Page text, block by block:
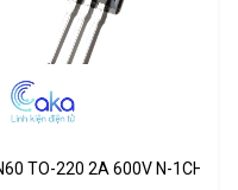
TO-220 2A 600V N-1CH